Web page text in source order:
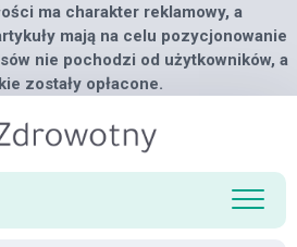
ma charakter reklamowy, a
mają na celu pozycjonowanie
nie pochodzi od użytkowników, a
zostały opłacone.